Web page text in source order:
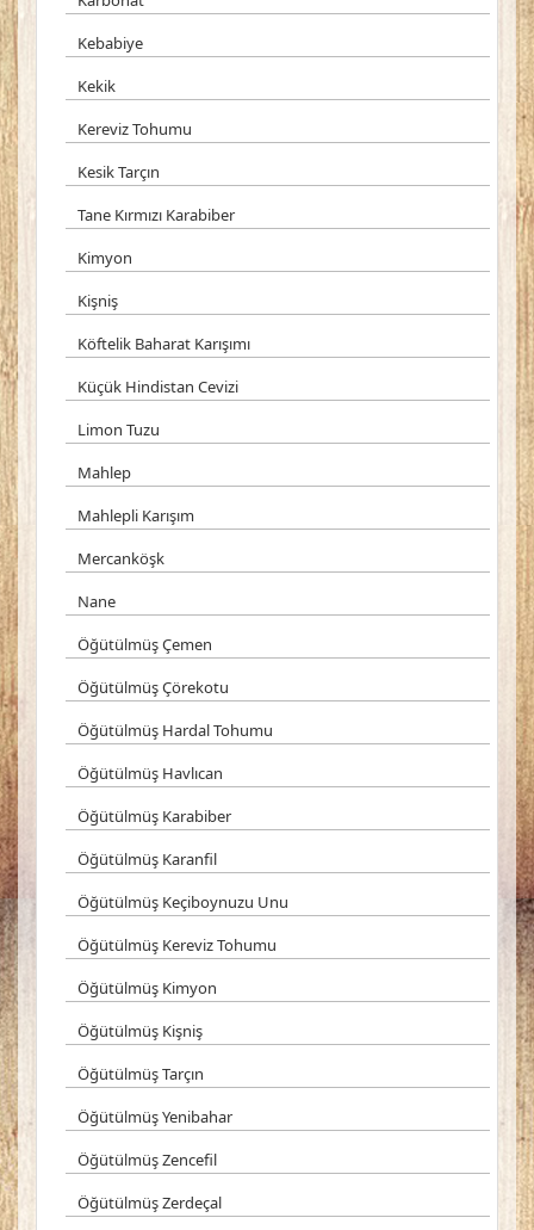
Kebabiye
Kekik
Kereviz Tohumu
Kesik Tarçın
Tane Kırmızı Karabiber
Kimyon
Kişniş
Köftelik Baharat Karışımı
Küçük Hindistan Cevizi
Limon Tuzu
Mahlep
Mahlepli Karışım
Mercanköşk
Nane
Öğütülmüş Çemen
Öğütülmüş Çörekotu
Öğütülmüş Hardal Tohumu
Öğütülmüş Havlıcan
Öğütülmüş Karabiber
Öğütülmüş Karanfil
Öğütülmüş Keçiboynuzu Unu
Öğütülmüş Kereviz Tohumu
Öğütülmüş Kimyon
Öğütülmüş Kişniş
Öğütülmüş Tarçın
Öğütülmüş Yenibahar
Öğütülmüş Zencefil
Öğütülmüş Zerdeçal